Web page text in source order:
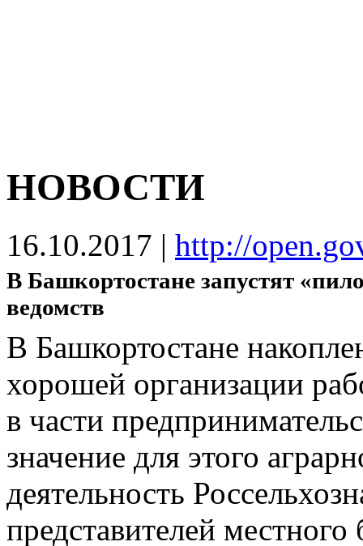
НОВОСТИ
16.10.2017 | http://
В Башкортостане запустят
ведомств
В Башкортостане
хорошей организации
в части
значение для этого
деятельность
представителей